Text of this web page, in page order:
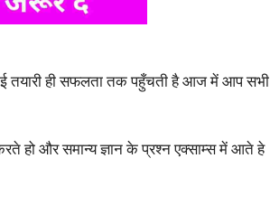
तयारी ही सफलता तक पहुँचती है आज में आप सभी
हो और समान्य ज्ञान के प्रश्न एक्साम्स में आते हे